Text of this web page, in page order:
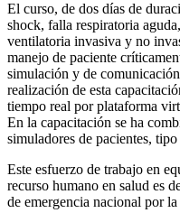
El curso, de dos días de
shock, falla respiratoria
ventilatoria invasiva y no
manejo de paciente
simulación y de
realización de esta
tiempo real por plataforma
En la capacitación se ha
simuladores de pacientes,
Este esfuerzo de trabajo en
recurso humano en salud es
de emergencia nacional por